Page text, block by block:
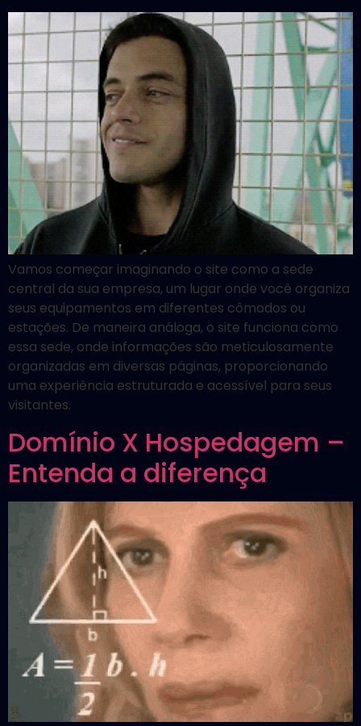
Vamos começar imaginando o site como a sede
central da sua empresa, um lugar onde você organiza
seus equipamentos em diferentes cômodos ou
estações. De maneira análoga, o site funciona como
essa sede, onde informações são meticulosamente
organizadas em diversas páginas, proporcionando
uma experiência estruturada e acessível para seus
visitantes.
Domínio X Hospedagem –
Entenda a diferença